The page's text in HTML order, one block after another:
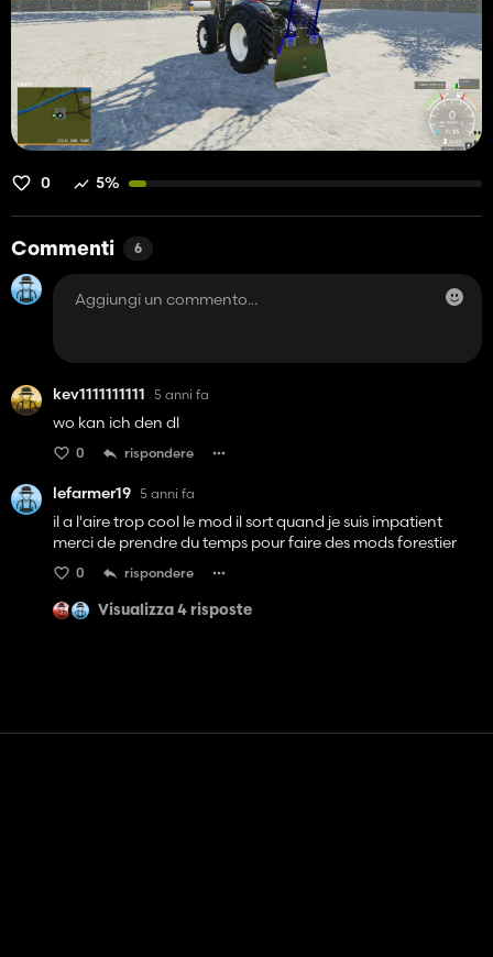
0 5%
Commenti 6
kev1111111111 5 anni fa
wo kan ich den dl
0 rispondere
lefarmer19 5 anni fa
il a l'aire trop cool le mod il sort quand je suis impatient
merci de prendre du temps pour faire des mods forestier
0 rispondere
Visualizza 4 risposte